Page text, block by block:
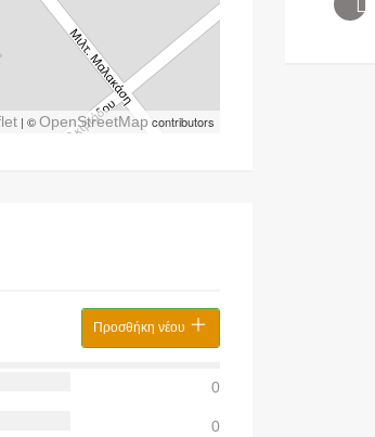
| ©OpenStreetMap contributors
Προσθήκη νέου
0
0